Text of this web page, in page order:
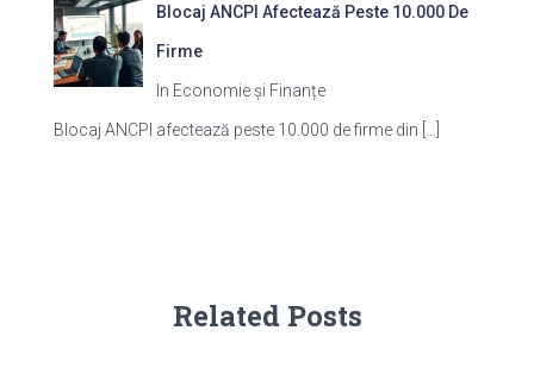
Blocaj ANCPI Afectează Peste 10.000 De
Firme
In Economie și Finanțe
Blocaj ANCPI afectează peste 10.000 de firme din
Related Posts